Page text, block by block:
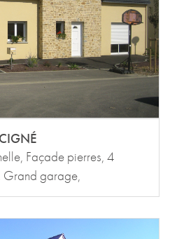
Façade pierres, 4
Grand garage,